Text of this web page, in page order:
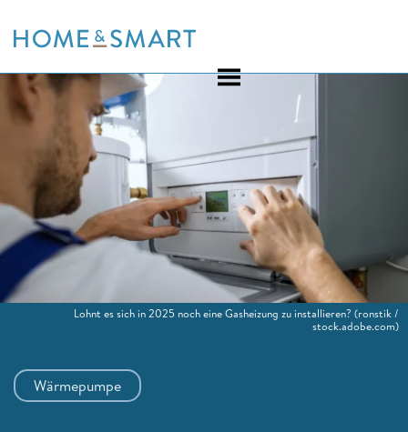
to
Wärmepumpe
Lohnt es sich in 2025 noch eine Gasheizung zu installieren? (ronstik /
stock.adobe.com)